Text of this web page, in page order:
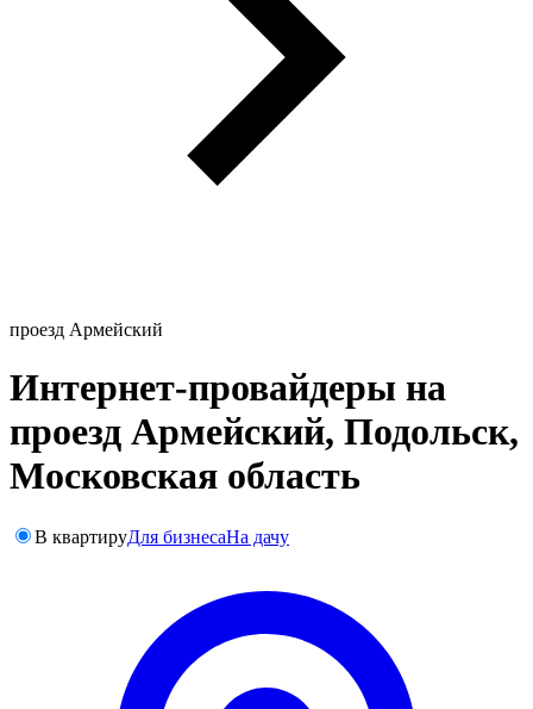
проезд Армейский
Интернет-провайдеры на
проезд Армейский, Подольск,
Московская область
В квартируДля бизнесаНа дачу